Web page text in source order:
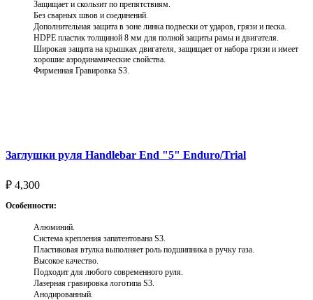
Защищает и скользит по препятствиям.
Без сварных швов и соединений.
Дополнительная защита в зоне линка подвески от ударов, грязи и песка.
HDPE пластик толщиной 8 мм для полной защиты рамы и двигателя.
Широкая защита на крышках двигателя, защищает от набора грязи и имеет
хорошие аэродинамические свойства.
Фирменная Гравировка S3.
Заглушки руля Handlebar End "5" Enduro/Trial
₽ 4,300
Особенности:
Алюминий.
Система крепления запатентована S3.
Пластиковая втулка выполняет роль подшипника в ручку газа.
Высокое качество.
Подходит для любого современного руля.
Лазерная гравировка логотипа S3.
Анодированный.